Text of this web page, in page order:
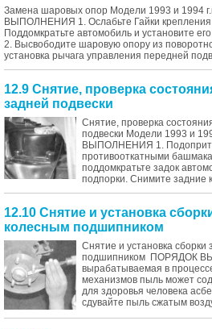
Замена шаровых опор Модели 1993 и 1994
ВЫПОЛНЕНИЯ 1. Ослабьте Гайки крепления
Поддомкратьте автомобиль и установите
2. Высвободите шаровую опору из
установка рычага управления передней
12.9 Снятие, проверка
задней подвески
Снятие, проверка
подвески Модели 1993 и
ВЫПОЛНЕНИЯ 1.
противооткатными
поддомкратьте задок
подпорки. Снимите задние
12.10 Снятие и установка
колесным подшипником
Снятие и установка
подшипником ПОРЯДОК
вырабатываемая в
механизмов пыль может
для здоровья человека
сдувайте пыль сжатым